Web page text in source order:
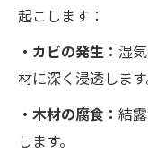
起こします：
・カビの発生： 湿
材に深く浸透します
・木材の腐食： 結
します。